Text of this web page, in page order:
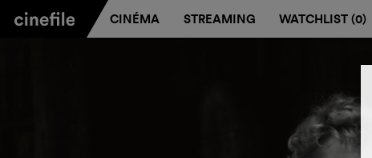
CINÉMA STREAMING WATCHLIST (0)